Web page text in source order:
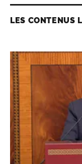
LES CONTENUS